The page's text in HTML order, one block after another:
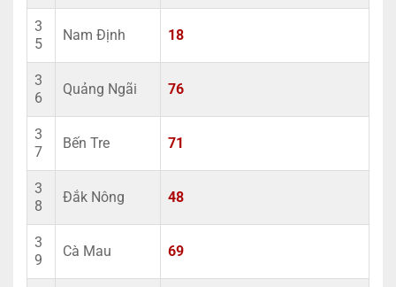
3
5
Nam Định 18
3
6
Quảng Ngãi 76
3
7
Bến Tre 71
3
8
Đắk Nông 48
3
9
Cà Mau 69